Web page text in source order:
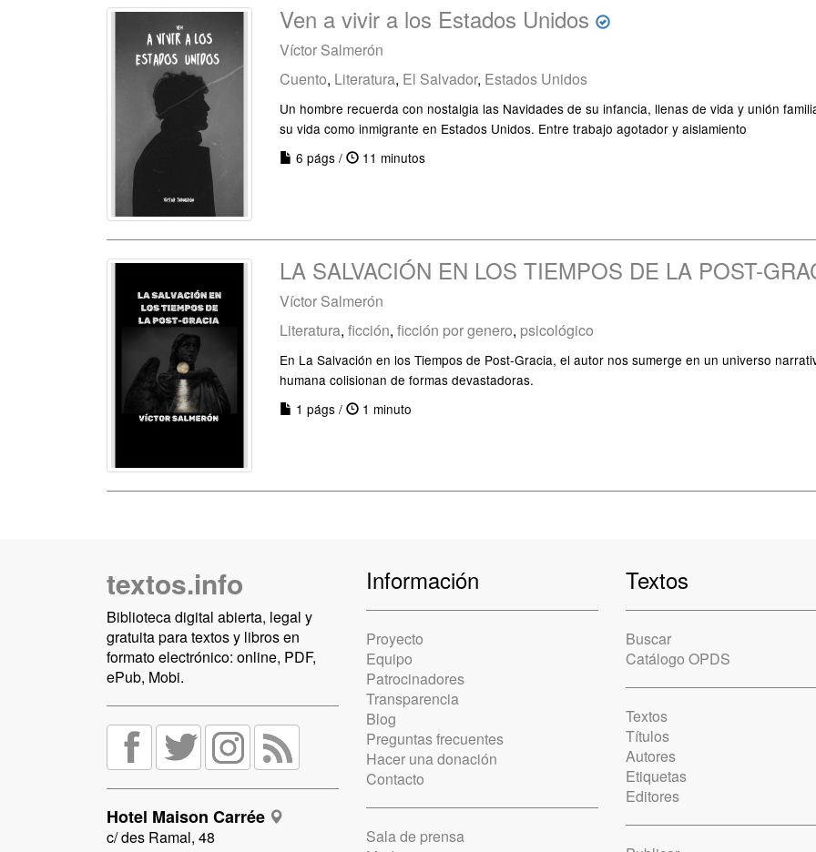
Ven a vivir a los Estados Unidos
Víctor Salmerón
Cuento, Literatura, El Salvador, Estados Unidos
Un hombre recuerda con nostalgia las Navidades de su infancia, llenas de vida y unión
su vida como inmigrante en Estados Unidos. Entre trabajo agotador y aislamiento
6 págs /
11 minutos
LA SALVACIÓN EN LOS TIEMPOS DE LA POST-
Víctor Salmerón
Literatura, ficción, ficción por genero, psicológico
En La Salvación en los Tiempos de Post-Gracia, el autor nos sumerge en un universo
humana colisionan de formas devastadoras.
1 págs /
1 minuto
textos.info
Biblioteca digital abierta, legal y
gratuita para textos y libros en
formato electrónico: online, PDF,
ePub, Mobi.
Hotel Maison Carrée
c/ des Ramal, 48
Información
Proyecto
Equipo
Patrocinadores
Transparencia
Blog
Preguntas frecuentes
Hacer una donación
Contacto
Sala de prensa
Textos
Buscar
Catálogo OPDS
Textos
Títulos
Autores
Etiquetas
Editores